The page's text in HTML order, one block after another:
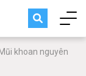
Mũi khoan nguyên